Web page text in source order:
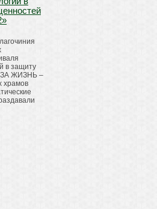
в защиту
ЖИЗНЬ –
храмов